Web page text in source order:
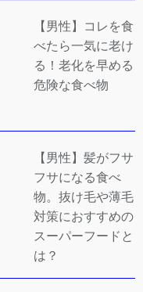
【男性】コレを食
べたら一気に老け
る！老化を早める
危険な食べ物
【男性】髪がフサ
フサになる食べ
物。抜け毛や薄毛
対策におすすめの
スーパーフードと
は？